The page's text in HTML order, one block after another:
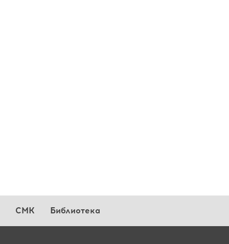
СМК Библиотека